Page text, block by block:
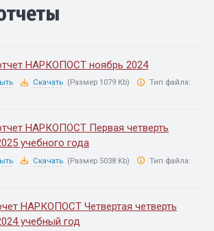
НАРКОПОСТ ноябрь 2024
Скачать (Размер 1079 Kb)
Тип файла:
НАРКОПОСТ Первая четверть
учебного года
Скачать (Размер 5038 Kb)
Тип файла:
НАРКОПОСТ Четвертая четверть
учебный год